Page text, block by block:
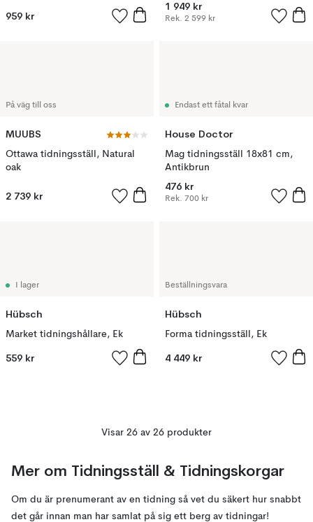
959 kr
1 949 kr
Rek. 2 599 kr
På väg till oss
MUUBS
Ottawa tidningsställ, Natural
oak
2 739 kr
Endast ett fåtal kvar
House Doctor
Mag tidningsställ 18x81 cm,
Antikbrun
476 kr
Rek. 700 kr
I lager
Hübsch
Market tidningshållare, Ek
559 kr
Beställningsvara
Hübsch
Forma tidningsställ, Ek
4 449 kr
Visar 26 av 26 produkter
Mer om Tidningsställ & Tidningskorgar
Om du är prenumerant av en tidning så vet du säkert hur snabbt
det går innan man har samlat på sig ett berg av tidningar!